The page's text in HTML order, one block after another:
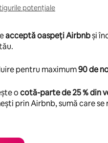
potențiale
acceptă oaspeți Airbnbși
pentru maximum90 de
ocotă-parte de 25 % din
prin Airbnb, sumă care